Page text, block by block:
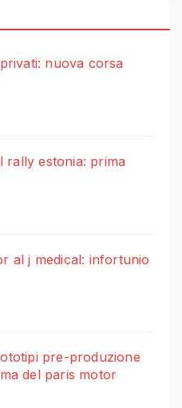
nuova corsa
rally estonia: prima
al j medical: infortunio
pre-produzione
del paris motor